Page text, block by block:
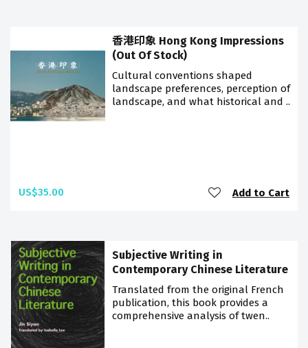
香港印象 Hong Kong Impressions
(Out Of Stock)
Cultural conventions shaped
landscape preferences, perception of
landscape, and what historical and ..
US$35.00 Add to Cart
Subjective Writing in
Contemporary Chinese Literature
Translated from the original French
publication, this book provides a
comprehensive analysis of twen..